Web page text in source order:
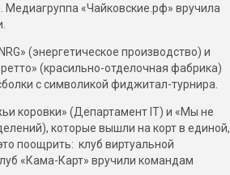
Медиагруппа «Чайковские.рф» вручила
(энергетическое производство) и
(красильно-отделочная фабрика)
с символикой фиджитал-турнира.
коровки» (Департамент IT) и «Мы не
которые вышли на корт в единой,
поощрить: клуб виртуальной
«Кама-Карт» вручили командам